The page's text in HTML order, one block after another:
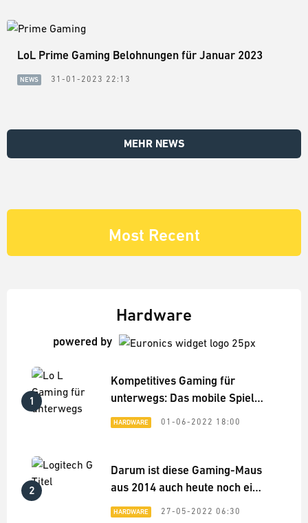
LoL Prime Gaming Belohnungen für Januar 2023
NEWS 31-01-2023 22:13
MEHR NEWS
Hardware
powered by
1
Kompetitives Gaming für
unterwegs: Das mobile Spiele-
Setup für League of Legends
HARDWARE 01-06-2022 18:00
2
Darum ist diese Gaming-Maus
aus 2014 auch heute noch eine
Top-Empfehlung
HARDWARE 27-05-2022 06:30
Most Recent